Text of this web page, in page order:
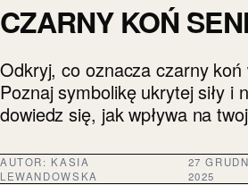
CZARNY KOŃ
Odkryj, co oznacza czarny
Poznaj symbolikę ukrytej siły i
dowiedz się, jak wpływa na
AUTOR: KASIA
LEWANDOWSKA
27
2025